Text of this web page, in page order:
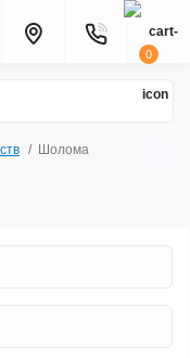
0
Шолома